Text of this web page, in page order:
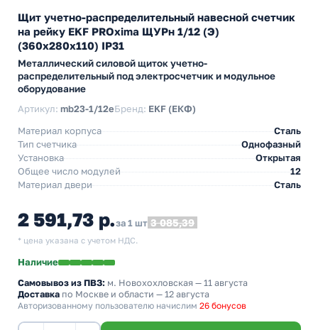
Щит учетно-распределительный навесной счетчик
на рейку EKF PROxima ЩУРн 1/12 (Э)
(360х280х110) IP31
Металлический силовой щиток учетно-
распределительный под электросчетчик и модульное
оборудование
Артикул: mb23-1/12eБренд: EKF (ЕКФ)
Материал корпуса
Сталь
Тип счетчика
Однофазный
Установка
Открытая
Общее число модулей
12
Материал двери
Сталь
2 591,73 р.за 1 шт 3 085,39
* цена указана с учетом НДС.
Наличие
Самовывоз из ПВЗ: м. Новохохловская — 11 августа
Доставка по Москве и области — 12 августа
Авторизованному пользователю начислим 26 бонусов